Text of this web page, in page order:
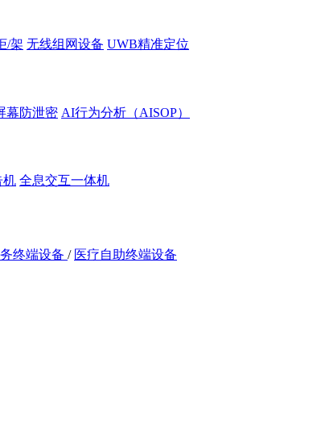
/架 无线组网设备 UWB精准定位
幕防泄密 AI行为分析（AISOP）
机 全息交互一体机
终端设备 / 医疗自助终端设备